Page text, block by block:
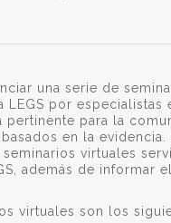
una serie de
por
para la
en la
virtuales
además de informar
virtuales son los